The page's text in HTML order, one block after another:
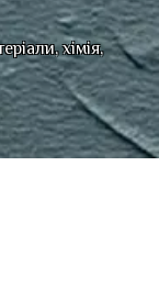
хімія,